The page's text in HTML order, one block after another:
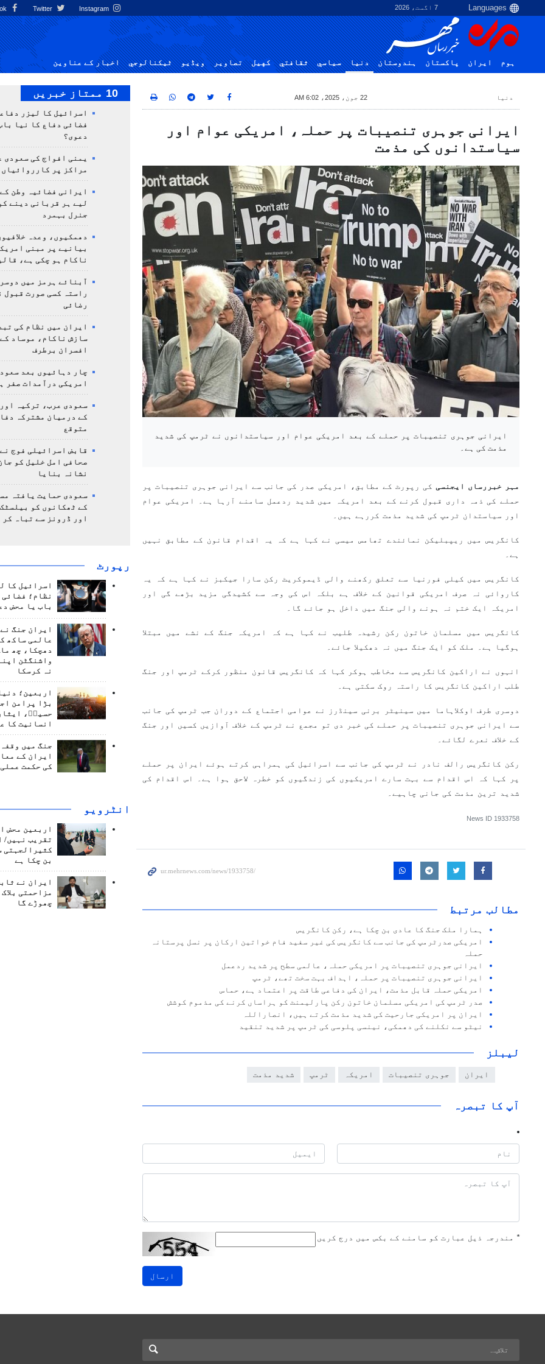
7 اگست، 2026 Instagram
ہوم ایران پاکستان ہندوستان دنیا سياسي ثقافتي کهيل تصاوير ویڈیو ٹيكنالوجي اخبار کے عناوین
دنیا 22 جون، 2025، 6:02 AM
ایرانی جوہری تنصیبات پر حملہ، امریکی عوام اور
سیاستدانوں کی مذمت
ایرانی جوہری تنصیبات پر حملے کے بعد امریکی عوام اور سیاستدانوں نے ٹرمپ کی شدید
مذمت کی ہے۔
مہر خبررساں ایجنسی کی رپورٹ کے مطابق، امریکی صدر کی جانب سے ایرانی جوہری تنصیبات پر
حملے کی ذمہ داری قبول کرنے کے بعد امریکہ میں شدید ردعمل سامنے آرہا ہے۔ امریکی عوام
اور سیاستدان ٹرمپ کی شدید مذمت کررہے ہیں۔
کانگریس میں ریپبلیکن نمائندے تھامس میسی نے کہا ہے کہ یہ اقدام قانون کے مطابق نہیں
ہے۔
کانگریس میں کیلی فورنیا سے تعلق رکھنے والی ڈیموکریٹ رکن سارا جیکبز نے کہا ہے کہ یہ
کاروائی نہ صرف امریکی قوانین کے خلاف ہے بلکہ اس کی وجہ سے کشیدگی مزید بڑھے گی اور
امریکہ ایک ختم نہ ہونے والی جنگ میں داخل ہو جائے گا۔
کانگریس میں مسلمان خاتون رکن رشیدہ طلیب نے کہا ہے کہ امریکہ جنگ کے نشے میں مبتلا
ہوگیا ہے۔ ملک کو ایک جنگ میں نہ دھکیلا جائے۔
انہوں نے اراکین کانگریس سے مخاطب ہوکر کہا کہ کانگریس قانون منظور کرکے ٹرمپ اور جنگ
طلب اراکین کانگریس کا راستہ روک سکتی ہے۔
دوسری طرف اوکلاہاما میں سینیٹر برنی سینڈرز نے عوامی اجتماع کے دوران جب ٹرمپ کی جانب
سے ایرانی جوہری تنصیبات پر حملے کی خبر دی تو مجمع نے ٹرمپ کے خلاف آوازیں کسیں اور جنگ
کے خلاف نعرے لگائے۔
رکن کانگریس رالف نادر نے ٹرمپ کی جانب سے اسرائیل کی ہمراہی کرتے ہوئے ایران پر حملے
پر کہا کہ اس اقدام سے بہت سارے امریکیوں کی زندگیوں کو خطرہ لاحق ہوا ہے۔ اس اقدام کی
شدید ترین مذمت کی جانی چاہیے۔
News ID 1933758
مطالب مرتبط
ہمارا ملک جنگ کا عادی بن چکا ہے، رکن کانگریس
امریکی صدرٹرمپ کی جانب سے کانگریس کی غیر سفید فام خواتین ارکان پر نسل پرستانہ
حملہ
ایرانی جوہری تنصیبات پر امریکی حملہ، عالمی سطح پر شدید ردعمل
ایرانی جوہری تنصیبات پر حملہ، اہداف بہت سخت تھے، ٹرمپ
امریکی حملہ قابل مذمت، ایران کی دفاعی طاقت پر اعتماد ہے، حماس
صدر ٹرمپ کی امریکی مسلمان خاتون رکن پارلیمنٹ کو ہراساں کرنے کی مذموم کوشش
ایران پر امریکی جارحیت کی شدید مذمت کرتے ہیں، انصاراللہ
نیٹو سے نکلنے کی دھمکی، نینسی پلوسی کی ٹرمپ پر شدید تنقید
لیبلز
ایران جوہری تنصیبات امریکہ ٹرمپ شدید مذمت
آپ کا تبصرہ
* مندرجہ ذیل عبارت کو سامنے کے بکس میں درج کریں
ارسال
10 ممتاز خبریں
اسرائیل کا لیزر
فضائی دفاع کا نیا
دعوی؟
یمنی افواج کی سعودی
مراکز پر کارروائیاں
ایرانی فضائیہ وطن
لیے ہر قربانی دینے
جنرل بہمرد
دھمکیوں، وعدہ
بیانیے پر مبنی
ناکام ہو چکی ہے،
آبنائے ہرمز میں
راستہ کسی صورت قبول
رضائی
ایران میں نظام کی
سازش ناکام، موساد
افسران برطرف
چار دہائیوں بعد
امریکی درآمدات صفر
سعودی عرب، ترکیہ
کے درمیان مشترکہ
متوقع
قابض اسرائیلی فوج
صحافی امل خلیل کو
نشانہ بنایا
سعودی حمایت یافتہ
کے ٹھکانوں کو
اور ڈرونز سے تباہ کر
رپورٹ
اسرائیل کا
نظام؛ فضائی
باب یا محض
ایران جنگ
عالمی ساکھ
دھچکا، چھ
واشنگٹن
نہ کرسکا
اربعین؛
بڑا پرامن
حسینؑ،
انسانیت کا
جنگ میں
ایران کے
کی حکمت
انٹرويو
اربعین محض
تقریب نہیں/
کثیرالجہتی
بن چکا ہے
ایران نے
مزاحمتی
چھوڑے گا